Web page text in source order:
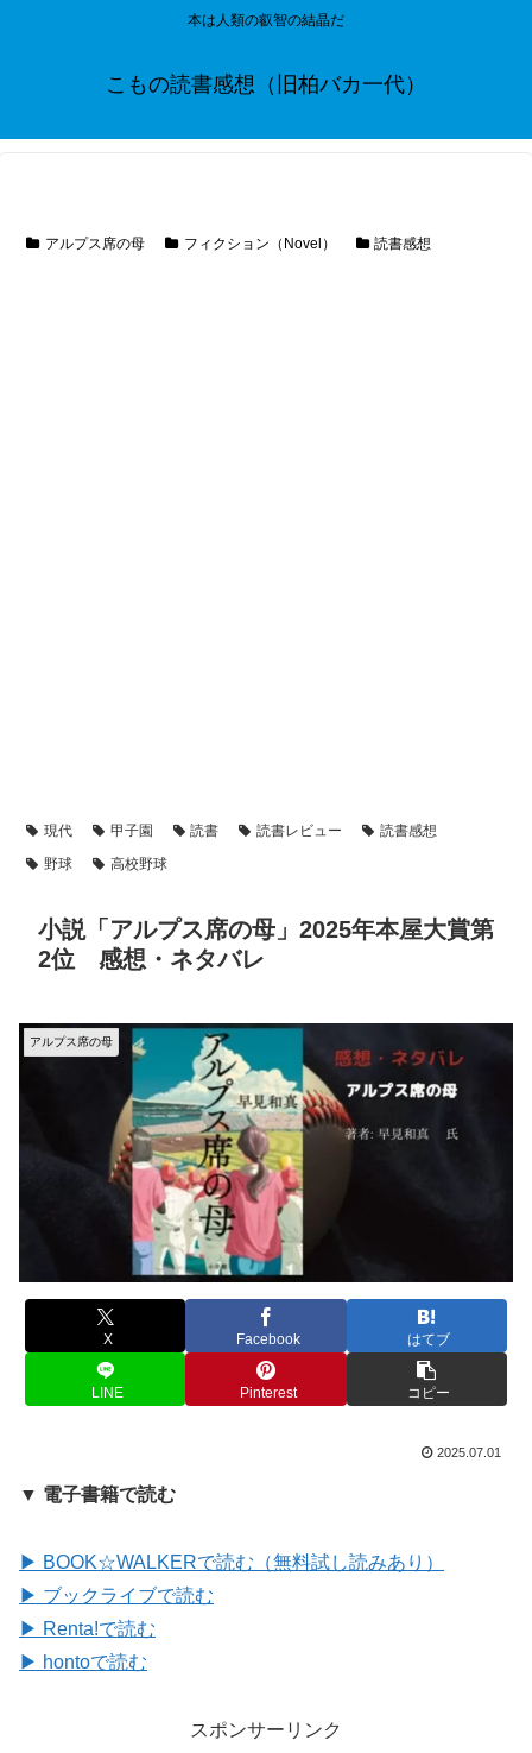
本は人類の叡智の結晶だ
こもの読書感想（旧柏バカ一代）
アルプス席の母 フィクション（Novel） 読書感想
現代 甲子園 読書 読書レビュー
読書感想
野球
高校野球
小説「アルプス席の母」2025年本屋大賞第
2位 感想・ネタバレ
アルプス席の母
X Facebook はてブ
LINE Pinterest コピー
2025.07.01
▼ 電子書籍で読む
▶ BOOK☆WALKERで読む（無料試し読みあり）
▶ ブックライブで読む
▶ Renta!で読む
▶ hontoで読む
スポンサーリンク